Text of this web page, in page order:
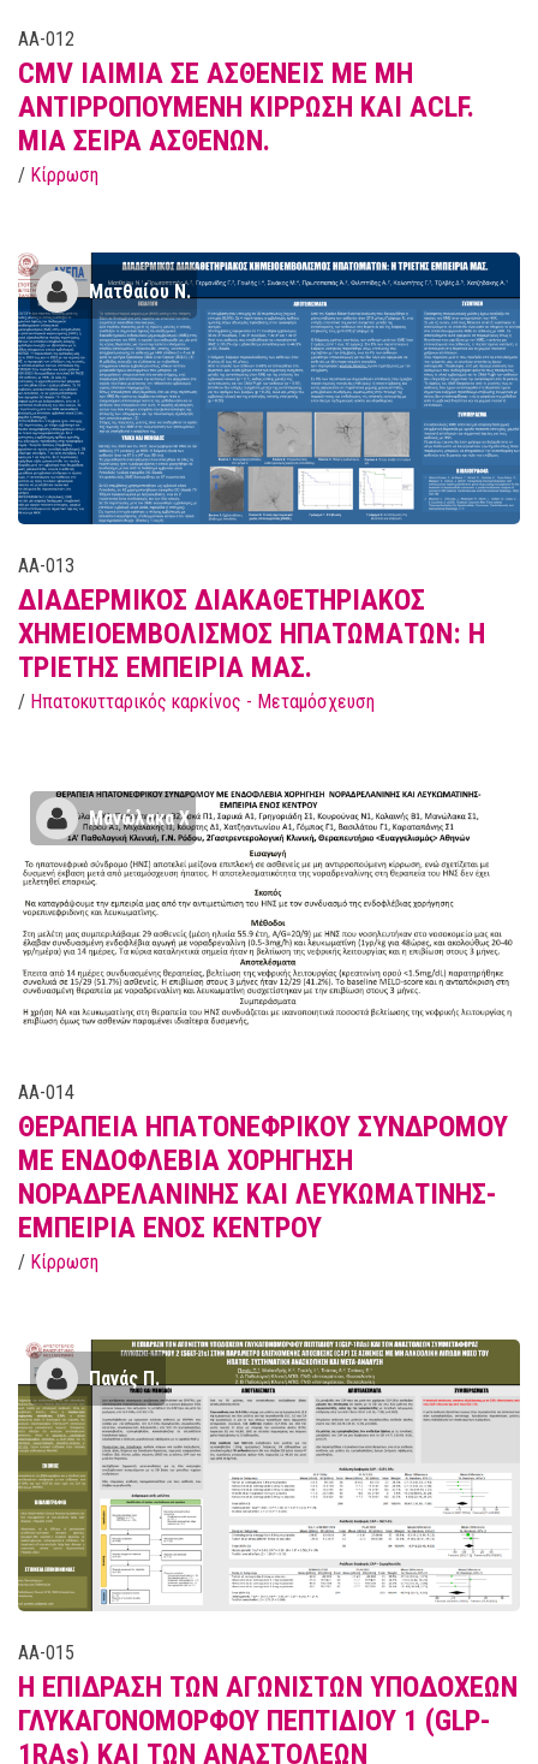
AA-012
CMV ΙΑΙΜΙΑ ΣΕ ΑΣΘΕΝΕΙΣ ΜΕ ΜΗ
ΑΝΤΙΡΡΟΠΟΥΜΕΝΗ ΚΙΡΡΩΣΗ ΚΑΙ ACLF.
ΜΙΑ ΣΕΙΡΑ ΑΣΘΕΝΩΝ.
/ Κίρρωση
Ματθαίου Ν.
AA-013
ΔΙΑΔΕΡΜΙΚΟΣ ΔΙΑΚΑΘΕΤΗΡΙΑΚΟΣ
ΧΗΜΕΙΟΕΜΒΟΛΙΣΜΟΣ ΗΠΑΤΩΜΑΤΩΝ: Η
ΤΡΙΕΤΗΣ ΕΜΠΕΙΡΙΑ ΜΑΣ.
/ Ηπατοκυτταρικός καρκίνος - Μεταμόσχευση
Μανώλακα Χ
AA-014
ΘΕΡΑΠΕΙΑ ΗΠΑΤΟΝΕΦΡΙΚΟΥ ΣΥΝΔΡΟΜΟΥ
ΜΕ ΕΝΔΟΦΛΕΒΙΑ ΧΟΡΗΓΗΣΗ
ΝΟΡΑΔΡΕΛΑΝΙΝΗΣ ΚΑΙ ΛΕΥΚΩΜΑΤΙΝΗΣ-
ΕΜΠΕΙΡΙΑ ΕΝΟΣ ΚΕΝΤΡΟΥ
/ Κίρρωση
Πανάς Π.
AA-015
Η ΕΠΙΔΡΑΣΗ ΤΩΝ ΑΓΩΝΙΣΤΩΝ ΥΠΟΔΟΧΕΩΝ
ΓΛΥΚΑΓΟΝΟΜΟΡΦΟΥ ΠΕΠΤΙΔΙΟΥ 1 (GLP-
1RAs) ΚΑΙ ΤΩΝ ΑΝΑΣΤΟΛΕΩΝ